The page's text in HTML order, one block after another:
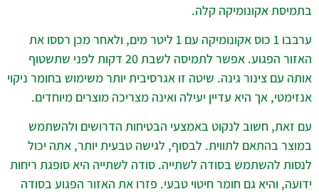
בתמיסת אקונומיקה קלה.
ערבבו 1 כוס אקונומיקה עם 1 ליטר מים, ולאחר מכן רססו את
האזור הפגוע. אפשר לתמיסה לשבת 20 דקות לפני שתשטוף
אותה עם צינור גינה. שיטה זו אגרסיבית יותר משימוש בחומר ניקוי
אנזימטי, אך היא עדיין יעילה ואינה מצריכה מוצרים מיוחדים.
עם זאת, חשוב לנקוט באמצעי הבטיחות הדרושים ולהשתמש
במוצר בהתאם לתווית. לבסוף, לגישה טבעית יותר, אתה יכול
לנסות להשתמש בסודה לשתייה. סודה לשתייה היא סופגת ריחות
ידועה, והיא גם חומר חיטוי טבעי. פזרו את האזור הפגוע בסודה